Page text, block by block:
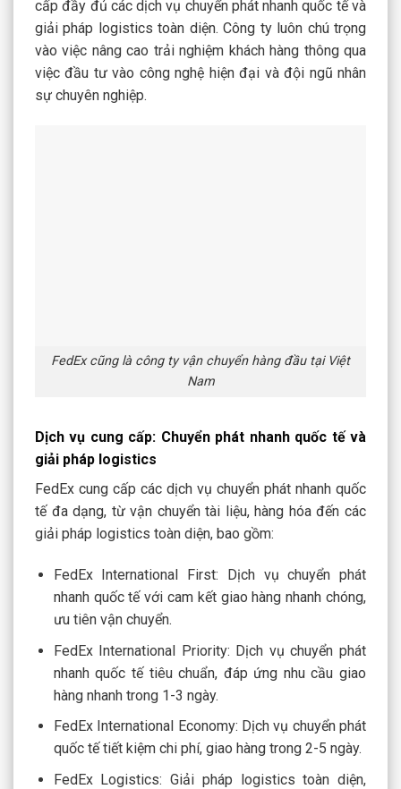
cấp đầy đủ các dịch vụ chuyển phát nhanh quốc tế và
giải pháp logistics toàn diện. Công ty luôn chú trọng
vào việc nâng cao trải nghiệm khách hàng thông qua
việc đầu tư vào công nghệ hiện đại và đội ngũ nhân
sự chuyên nghiệp.
FedEx cũng là công ty vận chuyển hàng đầu tại Việt
Nam
Dịch vụ cung cấp: Chuyển phát nhanh quốc tế và
giải pháp logistics
FedEx cung cấp các dịch vụ chuyển phát nhanh quốc
tế đa dạng, từ vận chuyển tài liệu, hàng hóa đến các
giải pháp logistics toàn diện, bao gồm:
FedEx International First: Dịch vụ chuyển phát
nhanh quốc tế với cam kết giao hàng nhanh chóng,
ưu tiên vận chuyển.
FedEx International Priority: Dịch vụ chuyển phát
nhanh quốc tế tiêu chuẩn, đáp ứng nhu cầu giao
hàng nhanh trong 1-3 ngày.
FedEx International Economy: Dịch vụ chuyển phát
quốc tế tiết kiệm chi phí, giao hàng trong 2-5 ngày.
FedEx Logistics: Giải pháp logistics toàn diện,